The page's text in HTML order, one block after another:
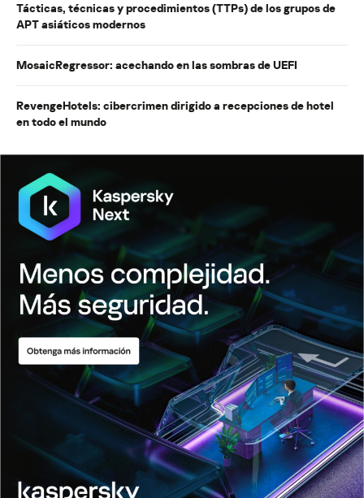
Tácticas, técnicas y procedimientos (TTPs) de los grupos de
APT asiáticos modernos
MosaicRegressor: acechando en las sombras de UEFI
RevengeHotels: cibercrimen dirigido a recepciones de hotel
en todo el mundo